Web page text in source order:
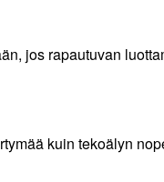
jos rapautuvan
kuin tekoälyn